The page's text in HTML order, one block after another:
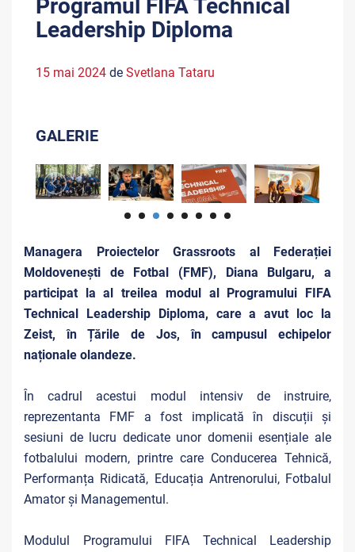
Programul FIFA Technical
Leadership Diploma
15 mai 2024 de Svetlana Tataru
GALERIE
Managera Proiectelor Grassroots al Federației
Moldovenești de Fotbal (FMF), Diana Bulgaru, a
participat la al treilea modul al Programului FIFA
Technical Leadership Diploma, care a avut loc la
Zeist, în Țările de Jos, în campusul echipelor
naționale olandeze.
În cadrul acestui modul intensiv de instruire,
reprezentanta FMF a fost implicată în discuții și
sesiuni de lucru dedicate unor domenii esențiale ale
fotbalului modern, printre care Conducerea Tehnică,
Performanța Ridicată, Educația Antrenorului, Fotbalul
Amator și Managementul.
Modulul Programului FIFA Technical Leadership